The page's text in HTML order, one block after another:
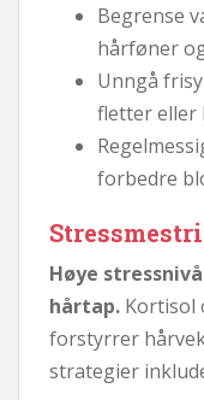
Begrense
hårføner
Unngå
fletter eller
forbedre
Høye
hårtap. Kortisol
forstyrrer
strategier